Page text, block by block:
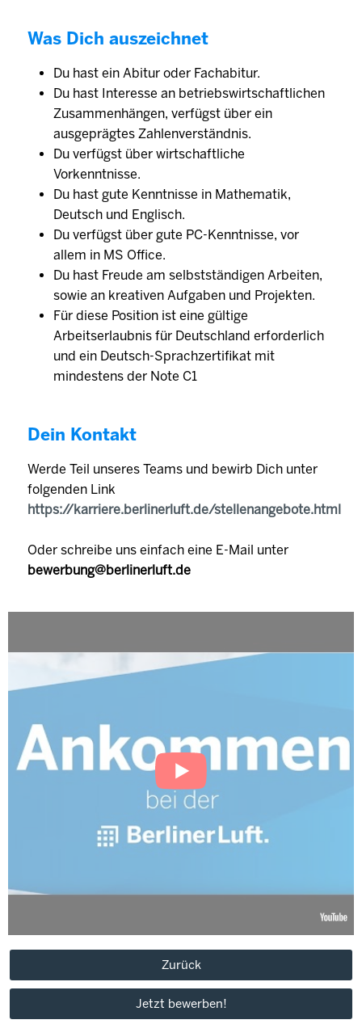
Was Dich auszeichnet
Du hast ein Abitur oder Fachabitur.
Du hast Interesse an betriebswirtschaftlichen
Zusammenhängen, verfügst über ein
ausgeprägtes Zahlenverständnis.
Du verfügst über wirtschaftliche
Vorkenntnisse.
Du hast gute Kenntnisse in Mathematik,
Deutsch und Englisch.
Du verfügst über gute PC-Kenntnisse, vor
allem in MS Office.
Du hast Freude am selbstständigen Arbeiten,
sowie an kreativen Aufgaben und Projekten.
Für diese Position ist eine gültige
Arbeitserlaubnis für Deutschland erforderlich
und ein Deutsch-Sprachzertifikat mit
mindestens der Note C1
Dein Kontakt
Werde Teil unseres Teams und bewirb Dich unter
folgenden Link
https://karriere.berlinerluft.de/stellenangebote.html
Oder schreibe uns einfach eine E-Mail unter
bewerbung@berlinerluft.de
Zurück
Jetzt bewerben!